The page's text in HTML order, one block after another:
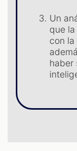
Un
que
con
haber